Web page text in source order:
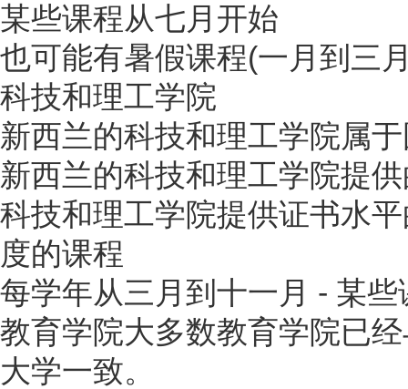
某些课程从七月开始
也可能有暑假课程(一月到三
科技和理工学院
新西兰的科技和理工学院属
新西兰的科技和理工学院提
科技和理工学院提供证书水
度的课程
每学年从三月到十一月 - 某
教育学院大多数教育学院已
大学一致。